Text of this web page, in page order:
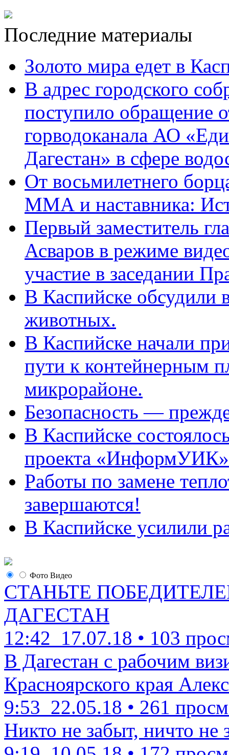
Последние материалы
Золото мира едет в
В адрес городского
поступило обращение
горводоканала АО
Дагестан» в сфере
От восьмилетнего
ММА и наставника:
Первый заместитель
Асваров в режиме
участие в заседании
В Каспийске обсудили
животных.
В Каспийске начали
пути к контейнерным
микрорайоне.
Безопасность —
В Каспийске
проекта «ИнформУИК»
Работы по замене
завершаются!
В Каспийске усилили
Фото Видео
СТАНЬТЕ
ДАГЕСТАН
12:42 17.07.18 • 103
В Дагестан с рабочим
Красноярского края
9:53 22.05.18 • 261
Никто не забыт, ничто не